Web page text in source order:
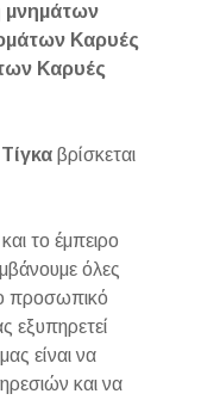
μνημάτων
Καρυές
Καρυές
Τίγκα βρίσκεται
το έμπειρο
όλες
προσωπικό
εξυπηρετεί
είναι να
και να